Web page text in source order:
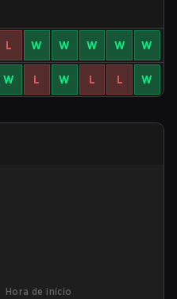
L W W W W W
W L W L L W
Hora de início